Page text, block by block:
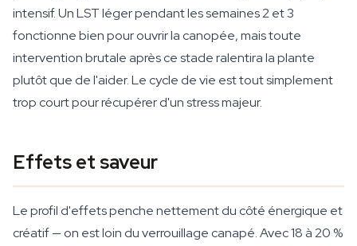
intensif. Un LST léger pendant les semaines 2 et 3
fonctionne bien pour ouvrir la canopée, mais toute
intervention brutale après ce stade ralentira la plante
plutôt que de l'aider. Le cycle de vie est tout simplement
trop court pour récupérer d'un stress majeur.
Effets et saveur
Le profil d'effets penche nettement du côté énergique et
créatif — on est loin du verrouillage canapé. Avec 18 à 20 %